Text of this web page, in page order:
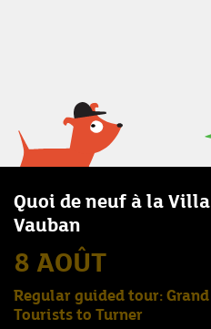
Quoi de neuf à la Villa
Vauban
8 AOÛT
Regular guided tour: Grand
Tourists to Turner